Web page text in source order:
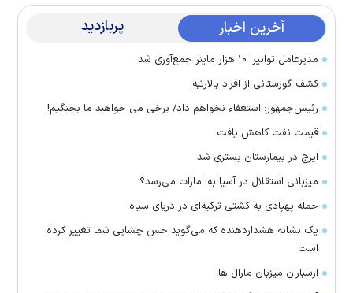
آخرین اخبار پربازدید
مدیرعامل توانیر: ۱۰ هزار ماینر جمع‌آوری شد
کشف گورستانی از افراد بالارتبه
رئیس‌جمهور: استعفاء نخواهم داد/ برخی می خواهند ما بجنگیم!
قیمت نفت کاهش یافت
ایرج در بیمارستان بستری شد
میزبانی استقلال در آسیا به امارات می‌رسد؟
حمله پهپادی به کشتی ترکیه‌ای در دریای سیاه
یک نشانه هشداردهنده که می‌گوید حس چشایی شما تغییر کرده
است
ارسباران میزبان مارال ها